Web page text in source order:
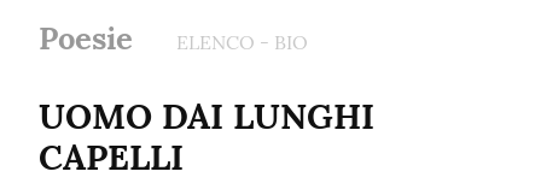
Poesie ELENCO - BIO
UOMO DAI LUNGHI
CAPELLI